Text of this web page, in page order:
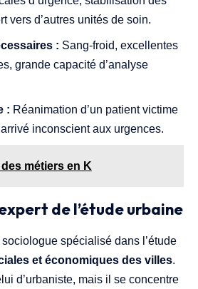
vers d’autres unités de soin.
: Sang-froid, excellentes
grande capacité d’analyse
: Réanimation d’un patient victime
inconscient aux urgences.
des métiers en K
de l’étude urbaine
sociologue spécialisé dans l’étude
et économiques des villes.
d’urbaniste, mais il se concentre